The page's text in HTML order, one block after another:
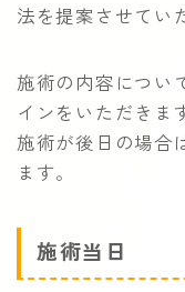
法を提案させてい
施術の内容につい
インをいただきま
施術が後日の場合
ます。
施術当日